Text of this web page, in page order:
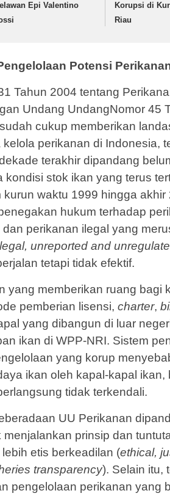
Epi Valentino
Korupsi di
Riau
Potensi
Tahun 2004 tentang
Undang UndangNomor 45
cukup memberikan
perikanan di Indo­nesia,
terakhir dipandang
kondisi stok ikan yang terus
waktu 1999 hingga akhir
hukum terhadap
dan perikanan ilegal yang
unreported and
tetapi tidak efektif.
yang memberikan ruang bagi
pemberian lisensi, charter,
yang dibangun di luar
ikan di WPP-NRI. Sistem
yang korup
ikan oleh kapal-kapal ikan,
tidak terkenda­li.
UU Perikanan
prinsip dan
etis berkeadilan (ethical,
transparency). Selain itu,
pengelolaan perikanan yang